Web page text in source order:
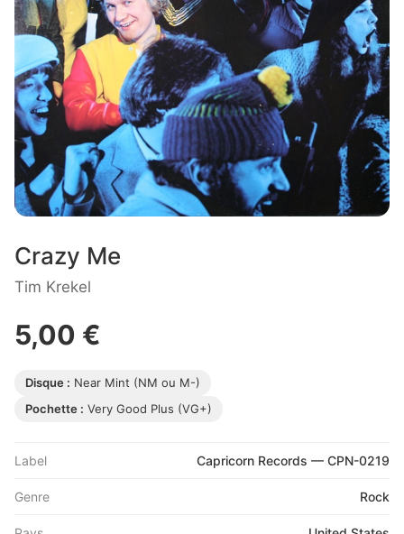
Crazy Me
Tim Krekel
5,00 €
Disque : Near Mint (NM ou M-)
Pochette : Very Good Plus (VG+)
Label Capricorn Records — CPN-0219
Genre Rock